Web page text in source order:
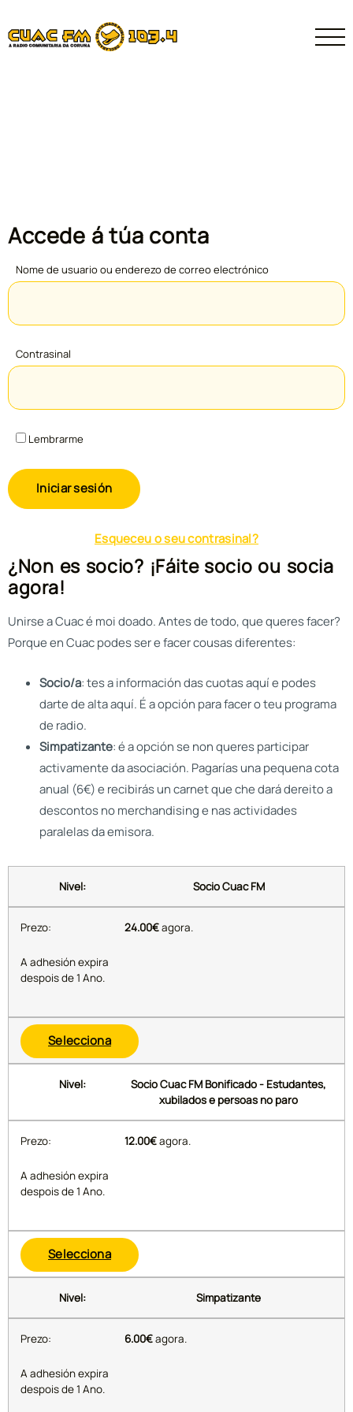
Accede á túa conta
Nome de usuario ou enderezo de correo electrónico
Contrasinal
Lembrarme
Esqueceu o seu contrasinal?
¿Non es socio? ¡Fáite socio ou socia
agora!
Unirse a Cuac é moi doado. Antes de todo, que queres facer?
Porque en Cuac podes ser e facer cousas diferentes:
Socio/a: tes a información das cuotas aquí e podes
darte de alta aquí. É a opción para facer o teu programa
de radio.
Simpatizante: é a opción se non queres participar
activamente da asociación. Pagarías una pequena cota
anual (6€) e recibirás un carnet que che dará dereito a
descontos no merchandising e nas actividades
paralelas da emisora.
Socio Cuac FM
24.00€agora.
A adhesión expira
despois de 1 Ano.
Selecciona
Socio Cuac FM Bonificado - Estudantes,
xubilados e persoas no paro
12.00€agora.
A adhesión expira
despois de 1 Ano.
Selecciona
Simpatizante
6.00€agora.
A adhesión expira
despois de 1 Ano.